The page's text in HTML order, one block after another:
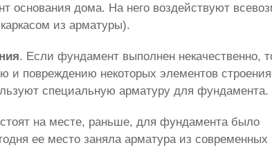
дома. На него воздействуют
из арматуры).
. Если фундамент выполнен некачественно,
повреждению некоторых элементов
специальную арматуру для фундамента.
на месте, раньше, для фундамента было
ее место заняла арматура из современных